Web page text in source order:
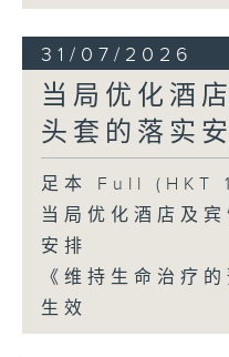
31/07/2026
当局优化酒
头套的落实
足本 Full (HKT
当局优化酒店及
安排
《维持生命治疗
生效